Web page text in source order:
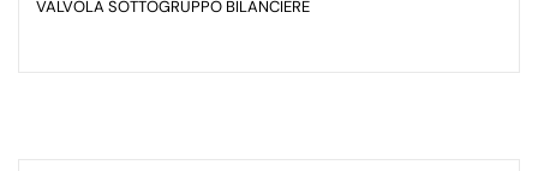
VALVOLA SOTTOGRUPPO BILANCIERE